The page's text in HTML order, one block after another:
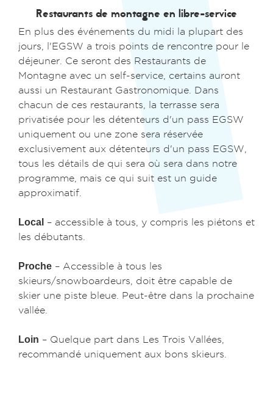
Restaurants de montagne en libre-service
En plus des événements du midi la plupart des
jours, l'EGSW a trois points de rencontre pour le
déjeuner. Ce seront des Restaurants de
Montagne avec un self-service, certains auront
aussi un Restaurant Gastronomique. Dans
chacun de ces restaurants, la terrasse sera
privatisée pour les détenteurs d'un pass EGSW
uniquement ou une zone sera réservée
exclusivement aux détenteurs d'un pass EGSW,
tous les détails de qui sera où sera dans notre
programme, mais ce qui suit est un guide
approximatif.
Local – accessible à tous, y compris les piétons et
les débutants.
Proche – Accessible à tous les
skieurs/snowboardeurs, doit être capable de
skier une piste bleue. Peut-être dans la prochaine
vallée.
Loin – Quelque part dans Les Trois Vallées,
recommandé uniquement aux bons skieurs.